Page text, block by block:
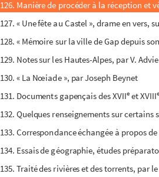
126. Manière de procéder à la réception et
127. « Une fête au Castel », drame en vers,
128. « Mémoire sur la ville de Gap depuis
129. Notes sur les Hautes-Alpes, par V.
130. « La Nœiade », par Joseph Beynet
131. Documents gapençais des XVIIe et XVIII
132. Quelques renseignements sur
133. Correspondance échangée à propos
134. Essais de géographie, études
135. Traité des rivières et des torrents, par